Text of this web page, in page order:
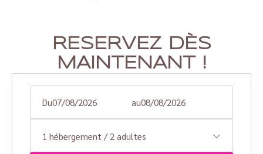
RESERVEZ DÈS
MAINTENANT !
Du au
1 hébergement / 2 adultes